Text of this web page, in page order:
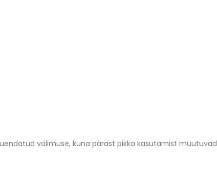
välimuse, kuna pärast pikka kasutamist muutuvad